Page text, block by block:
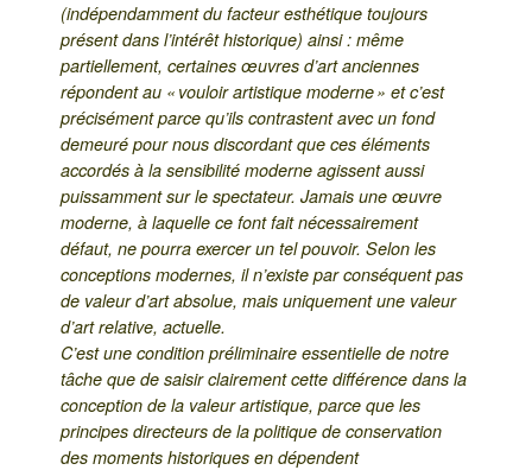
(indépendamment du facteur esthétique toujours
présent dans l’intérêt historique) ainsi : même
partiellement, certaines œuvres d’art anciennes
répondent au « vouloir artistique moderne » et c’est
précisément parce qu’ils contrastent avec un fond
demeuré pour nous discordant que ces éléments
accordés à la sensibilité moderne agissent aussi
puissamment sur le spectateur. Jamais une œuvre
moderne, à laquelle ce font fait nécessairement
défaut, ne pourra exercer un tel pouvoir. Selon les
conceptions modernes, il n’existe par conséquent pas
de valeur d’art absolue, mais uniquement une valeur
d’art relative, actuelle.
C’est une condition préliminaire essentielle de notre
tâche que de saisir clairement cette différence dans la
conception de la valeur artistique, parce que les
principes directeurs de la politique de conservation
des moments historiques en dépendent